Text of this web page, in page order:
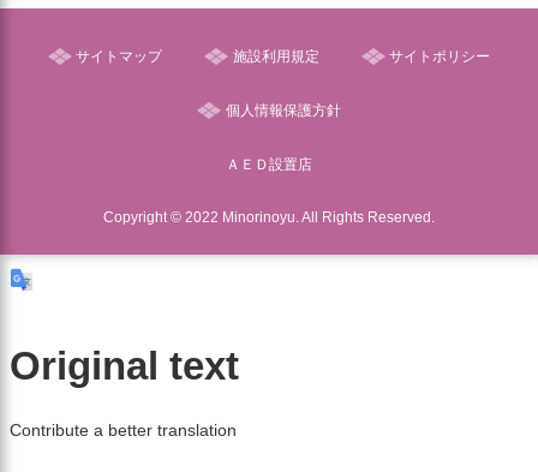
サイトマップ 施設利用規定 サイトポリシー
個人情報保護方針
ＡＥＤ設置店
Copyright © 2022 Minorinoyu. All Rights Reserved.
Original text
Contribute a better translation